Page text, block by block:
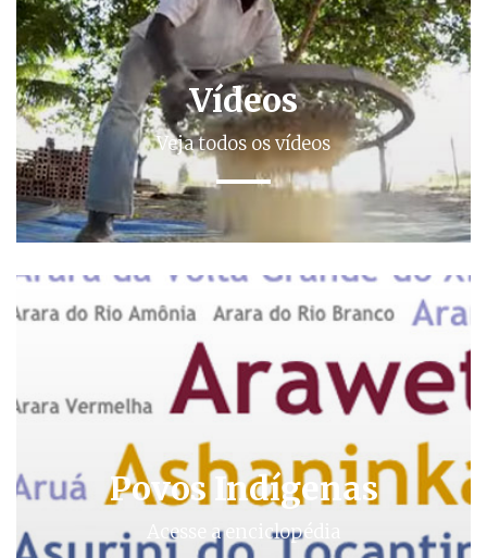
Vídeos
Veja todos os vídeos
Povos Indígenas
Acesse a enciclopédia